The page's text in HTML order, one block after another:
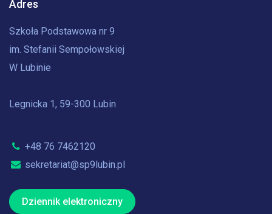
Adres
Szkoła Podstawowa nr 9
im. Stefanii Sempołowskiej
W Lubinie
Legnicka 1, 59-300 Lubin
+48 76 7462120
sekretariat@sp9lubin.pl
Dziennik elektroniczny